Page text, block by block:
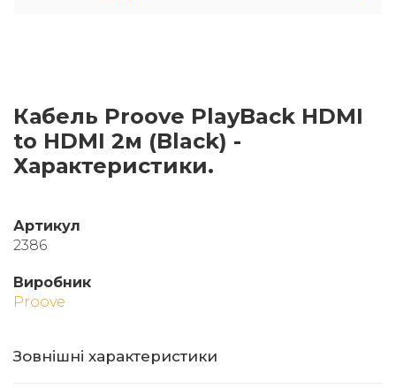
Кабель Proove PlayBack HDMI
to HDMI 2м (Black) -
Характеристики.
Артикул
2386
Виробник
Proove
Зовнішні характеристики